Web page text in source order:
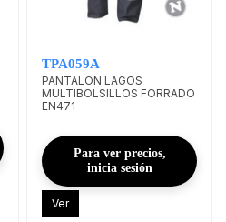
TPA059A
PANTALON LAGOS
MULTIBOLSILLOS FORRADO
EN471
Para ver precios,
inicia sesión
Ver